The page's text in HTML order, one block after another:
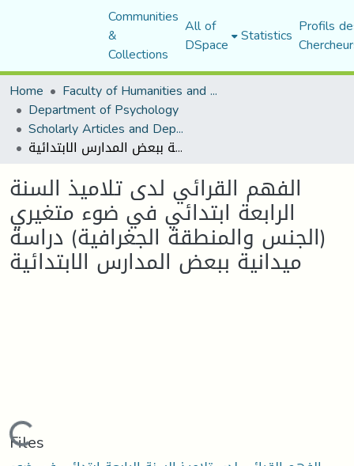
Communities
&
Collections
All of
DSpace Statistics Profils
Home
Faculty of Humanities and Social Sciences
Department of Psychology
Scholarly Articles and Department Publications
الفهم القرائي لدى تلاميذ السنة الرابعة ابتدائي في ضوء متغيري (الجنس والمنطقة الجغرافية) دراسة ميدانية ببعض المدارس الابتدائية
الفهم القرائي لدى تلاميذ السنة
الرابعة ابتدائي في ضوء متغيري
(الجنس والمنطقة الجغرافية) دراسة
ميدانية ببعض المدارس الابتدائية
Loading...
Files